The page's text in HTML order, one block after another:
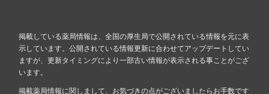
掲載している薬局情報は、全国の厚生局で公開されている情報を元に表
示しています。公開されている情報更新に合わせてアップデートしてい
ますが、更新タイミングにより一部古い情報が表示される事ことがござ
います。
掲載薬局情報に関しまして、お気づきの点がございましたらお手数です